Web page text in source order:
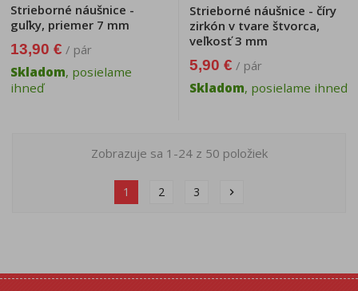
Strieborné náušnice -
guľky, priemer 7 mm
13,90 € / pár
Skladom, posielame
ihneď
Strieborné náušnice - číry
zirkón v tvare štvorca,
veľkosť 3 mm
5,90 € / pár
Skladom, posielame ihneď
Zobrazuje sa 1-24 z 50 položiek
1 2 3 chevron_right